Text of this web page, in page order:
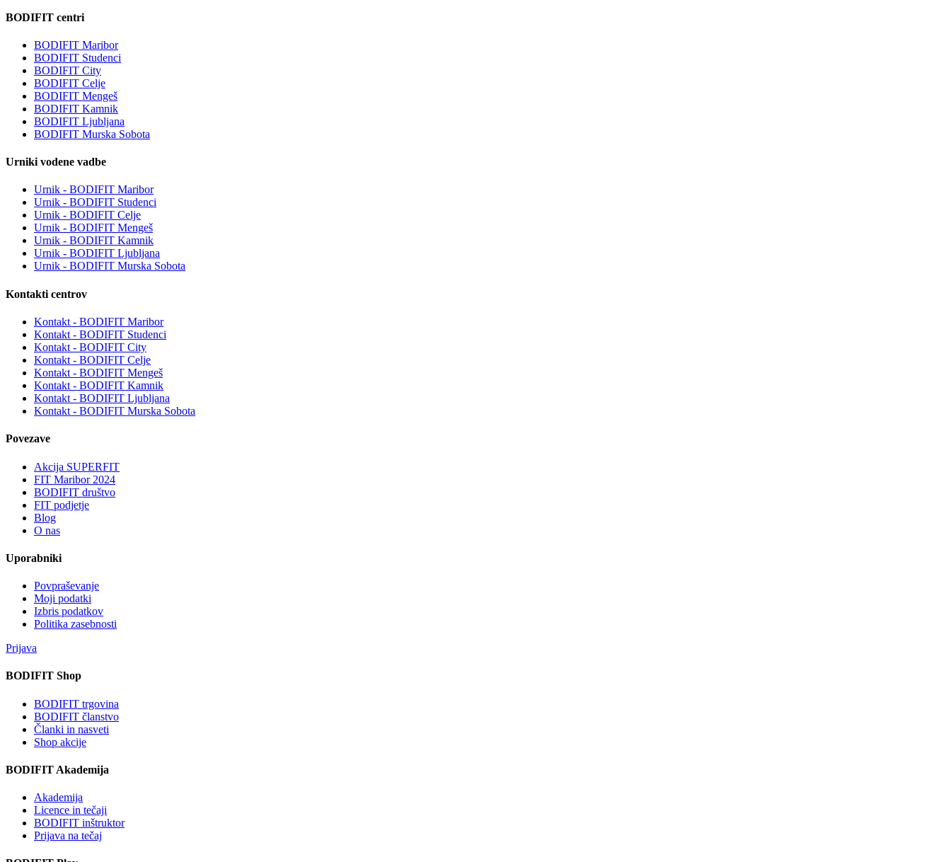
BODIFIT centri
BODIFIT Maribor
BODIFIT Studenci
BODIFIT City
BODIFIT Celje
BODIFIT Mengeš
BODIFIT Kamnik
BODIFIT Ljubljana
BODIFIT Murska Sobota
Urniki vodene vadbe
Urnik - BODIFIT Maribor
Urnik - BODIFIT Studenci
Urnik - BODIFIT Celje
Urnik - BODIFIT Mengeš
Urnik - BODIFIT Kamnik
Urnik - BODIFIT Ljubljana
Urnik - BODIFIT Murska Sobota
Kontakti centrov
Kontakt - BODIFIT Maribor
Kontakt - BODIFIT Studenci
Kontakt - BODIFIT City
Kontakt - BODIFIT Celje
Kontakt - BODIFIT Mengeš
Kontakt - BODIFIT Kamnik
Kontakt - BODIFIT Ljubljana
Kontakt - BODIFIT Murska Sobota
Povezave
Akcija SUPERFIT
FIT Maribor 2024
BODIFIT društvo
FIT podjetje
Blog
O nas
Uporabniki
Povpraševanje
Moji podatki
Izbris podatkov
Politika zasebnosti
Prijava
BODIFIT Shop
BODIFIT trgovina
BODIFIT članstvo
Članki in nasveti
Shop akcije
BODIFIT Akademija
Akademija
Licence in tečaji
BODIFIT inštruktor
Prijava na tečaj